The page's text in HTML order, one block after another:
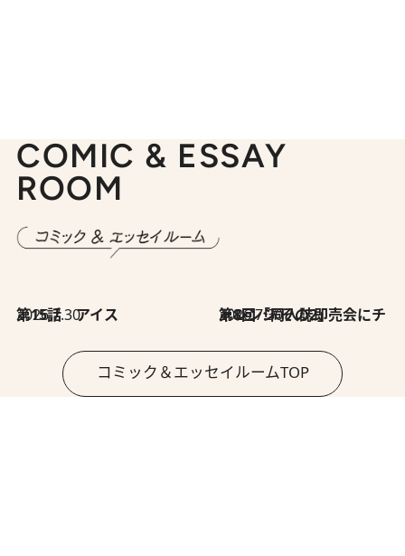
COMIC & ESSAY
ROOM
2026.7.30
第15話 アイス 2026.7.30
第8回「同人誌即売会にチャレンジ その2」
コミック＆エッセイルームTOP